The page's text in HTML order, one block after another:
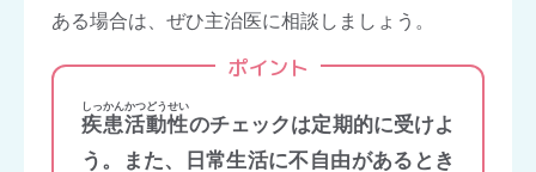
ある場合は、ぜひ主治医に相談しましょう。
ポイント
疾患活動性
しっかんかつどうせい
のチェックは定期的に受けよ
う。また、日常生活に不自由があるとき